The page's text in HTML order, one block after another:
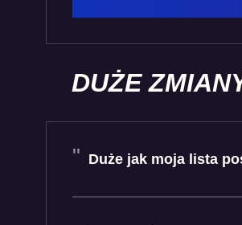
DUŻE
Duże jak moja lista